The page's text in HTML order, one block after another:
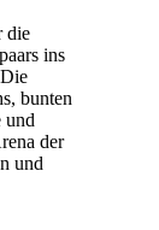
die
ins
bunten
und
der
und